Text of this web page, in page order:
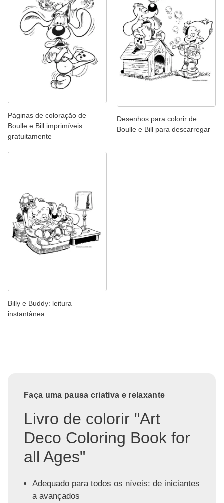
Páginas de coloração de
Boulle e Bill imprimíveis
gratuitamente
Desenhos para colorir de
Boulle e Bill para descarregar
Billy e Buddy: leitura
instantânea
Faça uma pausa criativa e relaxante
Livro de colorir "Art
Deco Coloring Book for
all Ages"
Adequado para todos os níveis: de iniciantes
a avançados